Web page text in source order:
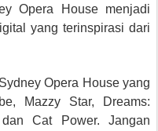
Opera House menjadi
yang terinspirasi dari
Opera House yang
Mazzy Star, Dreams:
Cat Power. Jangan